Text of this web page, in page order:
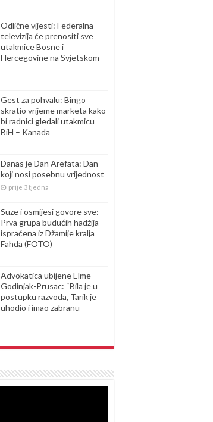
Odlične vijesti: Federalna
televizija će prenositi sve
utakmice Bosne i
Hercegovine na Svjetskom
Gest za pohvalu: Bingo
skratio vrijeme marketa kako
bi radnici gledali utakmicu
BiH – Kanada
Danas je Dan Arefata: Dan
koji nosi posebnu vrijednost
prije 3 tjedna
Suze i osmijesi govore sve:
Prva grupa budućih hadžija
ispraćena iz Džamije kralja
Fahda (FOTO)
Advokatica ubijene Elme
Godinjak-Prusac: “Bila je u
postupku razvoda, Tarik je
uhodio i imao zabranu